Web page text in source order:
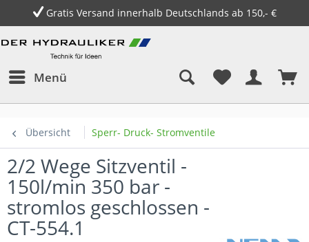
Gratis Versand innerhalb Deutschlands ab 150,- €
Menü
Übersicht Sperr- Druck- Stromventile
2/2 Wege Sitzventil -
150l/min 350 bar -
stromlos geschlossen -
CT-554.1